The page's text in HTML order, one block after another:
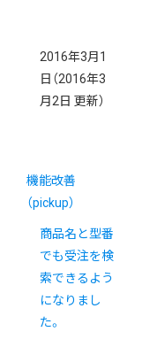
2016年3月1
日 （2016年3
月2日 更新）
機能改善
（pickup）
商品名と型番
でも受注を検
索できるよう
になりまし
た。